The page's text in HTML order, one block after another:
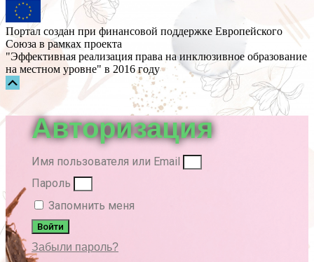
Портал создан при финансовой поддержке Европейского
Союза в рамках проекта
"Эффективная реализация права на инклюзивное образование
на местном уровне" в 2016 году
Авторизация
Имя пользователя или Email
Пароль
Запомнить меня
Войти
Забыли пароль?